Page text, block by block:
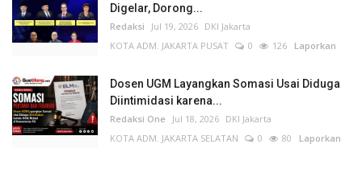
Digelar, Dorong...
Redaksi Jul 19, 2026 DKI Jakarta
KOTA ADM. JAKARTA PUSAT
0 126 Laporkan
Dosen UGM Layangkan Somasi Usai Diduga
Diintimidasi karena...
Redaksi One Jul 18, 2026 DKI Jakarta
KOTA ADM. JAKARTA SELATAN
0 80 Laporkan